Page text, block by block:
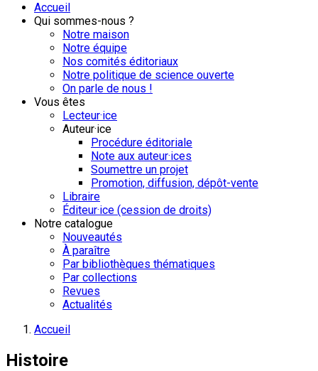
Accueil
Qui sommes-nous ?
Notre maison
Notre équipe
Nos comités éditoriaux
Notre politique de science ouverte
On parle de nous !
Vous êtes
Lecteur·ice
Auteur·ice
Procédure éditoriale
Note aux auteur·ices
Soumettre un projet
Promotion, diffusion, dépôt-vente
Libraire
Éditeur·ice (cession de droits)
Notre catalogue
Nouveautés
À paraître
Par bibliothèques thématiques
Par collections
Revues
Actualités
Accueil
Histoire